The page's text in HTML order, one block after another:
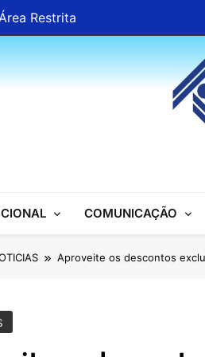
Restrita
Nacional
COMUNICAÇÃO
Aproveite os descontos